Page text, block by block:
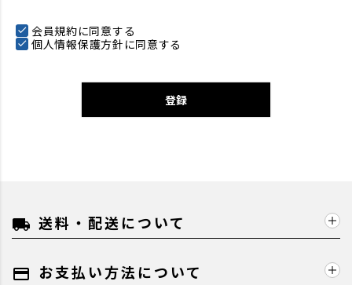
会員規約に同意する
個人情報保護方針 に同意する
登録
local_shipping 送料・配送について
payment お支払い方法について